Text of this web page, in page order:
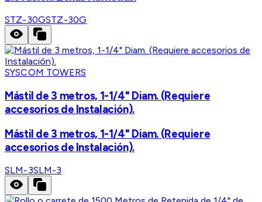
STZ-30GSTZ-30G
SYSCOM TOWERS
Mástil de 3 metros, 1-1/4" Diam. (Requiere
accesorios de Instalación).
Mástil de 3 metros, 1-1/4" Diam. (Requiere
accesorios de Instalación).
SLM-3SLM-3